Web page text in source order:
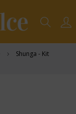
Shunga - Kit